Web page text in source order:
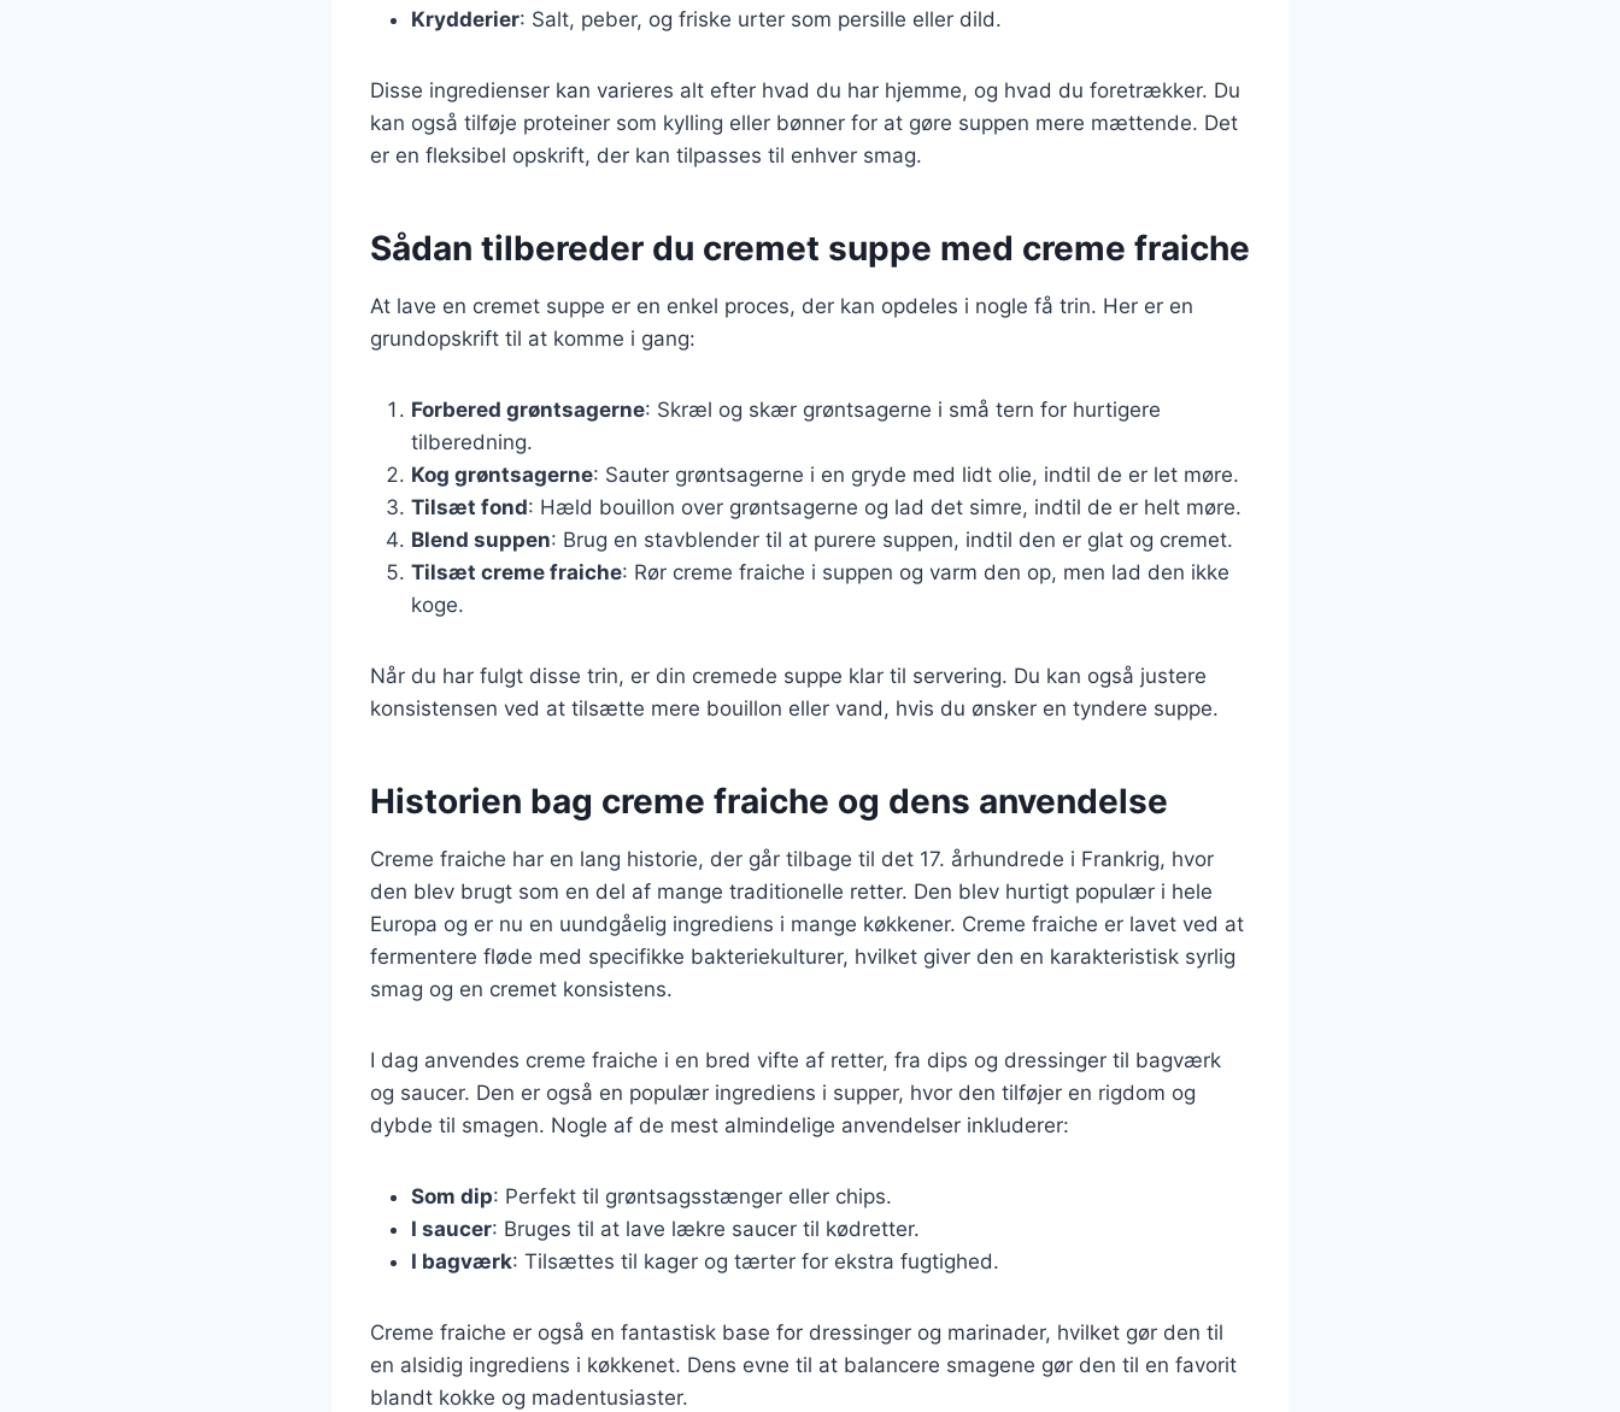
Krydderier: Salt, peber, og friske urter som persille eller dild.
Disse ingredienser kan varieres alt efter hvad du har hjemme, og hvad du foretrækker. Du
kan også tilføje proteiner som kylling eller bønner for at gøre suppen mere mættende. Det
er en fleksibel opskrift, der kan tilpasses til enhver smag.
Sådan tilbereder du cremet suppe med creme fraiche
At lave en cremet suppe er en enkel proces, der kan opdeles i nogle få trin. Her er en
grundopskrift til at komme i gang:
Forbered grøntsagerne: Skræl og skær grøntsagerne i små tern for hurtigere
tilberedning.
Kog grøntsagerne: Sauter grøntsagerne i en gryde med lidt olie, indtil de er let møre.
Tilsæt fond: Hæld bouillon over grøntsagerne og lad det simre, indtil de er helt møre.
Blend suppen: Brug en stavblender til at purere suppen, indtil den er glat og cremet.
Tilsæt creme fraiche: Rør creme fraiche i suppen og varm den op, men lad den ikke
koge.
Når du har fulgt disse trin, er din cremede suppe klar til servering. Du kan også justere
konsistensen ved at tilsætte mere bouillon eller vand, hvis du ønsker en tyndere suppe.
Historien bag creme fraiche og dens anvendelse
Creme fraiche har en lang historie, der går tilbage til det 17. århundrede i Frankrig, hvor
den blev brugt som en del af mange traditionelle retter. Den blev hurtigt populær i hele
Europa og er nu en uundgåelig ingrediens i mange køkkener. Creme fraiche er lavet ved at
fermentere fløde med specifikke bakteriekulturer, hvilket giver den en karakteristisk syrlig
smag og en cremet konsistens.
I dag anvendes creme fraiche i en bred vifte af retter, fra dips og dressinger til bagværk
og saucer. Den er også en populær ingrediens i supper, hvor den tilføjer en rigdom og
dybde til smagen. Nogle af de mest almindelige anvendelser inkluderer:
Som dip: Perfekt til grøntsagsstænger eller chips.
I saucer: Bruges til at lave lækre saucer til kødretter.
I bagværk: Tilsættes til kager og tærter for ekstra fugtighed.
Creme fraiche er også en fantastisk base for dressinger og marinader, hvilket gør den til
en alsidig ingrediens i køkkenet. Dens evne til at balancere smagene gør den til en favorit
blandt kokke og madentusiaster.